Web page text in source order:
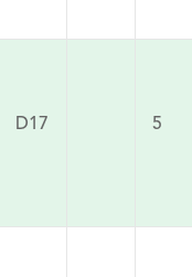
D17 5